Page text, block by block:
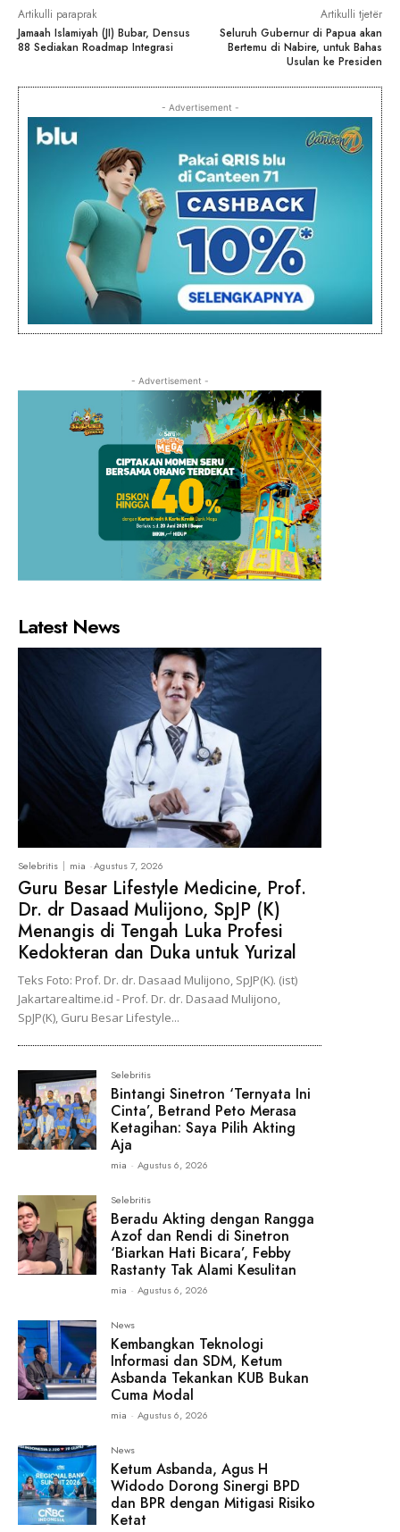
Artikulli paraprak
Jamaah Islamiyah (JI) Bubar, Densus
88 Sediakan Roadmap Integrasi
Artikulli tjetër
Seluruh Gubernur di Papua akan
Bertemu di Nabire, untuk Bahas
Usulan ke Presiden
- Advertisement -
- Advertisement -
Latest News
Selebritis mia -Agustus 7, 2026
Guru Besar Lifestyle Medicine, Prof.
Dr. dr Dasaad Mulijono, SpJP (K)
Menangis di Tengah Luka Profesi
Kedokteran dan Duka untuk Yurizal
Teks Foto: Prof. Dr. dr. Dasaad Mulijono, SpJP(K). (ist)
Jakartarealtime.id - Prof. Dr. dr. Dasaad Mulijono,
SpJP(K), Guru Besar Lifestyle...
Selebritis
Bintangi Sinetron ‘Ternyata Ini
Cinta’, Betrand Peto Merasa
Ketagihan: Saya Pilih Akting
Aja
mia - Agustus 6, 2026
Selebritis
Beradu Akting dengan Rangga
Azof dan Rendi di Sinetron
‘Biarkan Hati Bicara’, Febby
Rastanty Tak Alami Kesulitan
mia - Agustus 6, 2026
News
Kembangkan Teknologi
Informasi dan SDM, Ketum
Asbanda Tekankan KUB Bukan
Cuma Modal
mia - Agustus 6, 2026
News
Ketum Asbanda, Agus H
Widodo Dorong Sinergi BPD
dan BPR dengan Mitigasi Risiko
Ketat